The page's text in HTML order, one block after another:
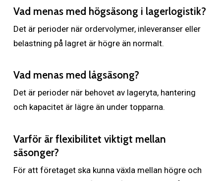
Vad menas med högsäsong i lagerlogistik?
Det är perioder när ordervolymer, inleveranser eller
belastning på lagret är högre än normalt.
Vad menas med lågsäsong?
Det är perioder när behovet av lageryta, hantering
och kapacitet är lägre än under topparna.
Varför är flexibilitet viktigt mellan
säsonger?
För att företaget ska kunna växla mellan högre och